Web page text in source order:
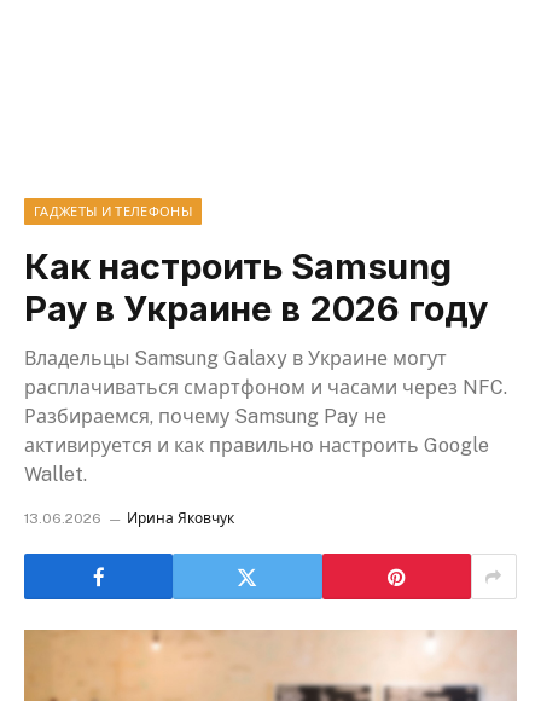
ГАДЖЕТЫ И ТЕЛЕФОНЫ
Как настроить Samsung
Pay в Украине в 2026 году
Владельцы Samsung Galaxy в Украине могут
расплачиваться смартфоном и часами через NFC.
Разбираемся, почему Samsung Pay не
активируется и как правильно настроить Google
Wallet.
13.06.2026 Ирина Яковчук